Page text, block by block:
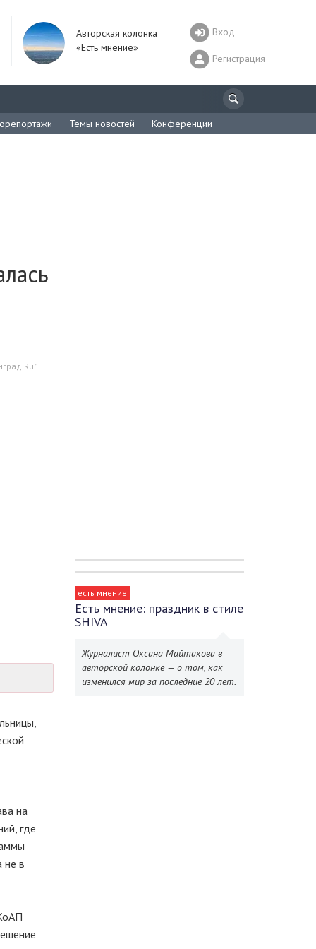
Авторская колонка
«Есть мнение»
Вход
Регистрация
Темы новостей Конференции
на
где
не в
есть мнение
Есть мнение: праздник в стиле
SHIVA
Журналист Оксана Майтакова в
авторской колонке — о том, как
изменился мир за последние 20 лет.